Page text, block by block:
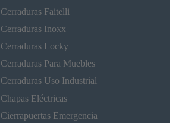
Cerraduras Faitelli
Cerraduras Inoxx
Cerraduras Locky
Cerraduras Para Muebles
Cerraduras Uso Industrial
Chapas Eléctricas
Cierrapuertas Emergencia